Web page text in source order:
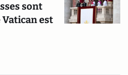
sont
Vatican est